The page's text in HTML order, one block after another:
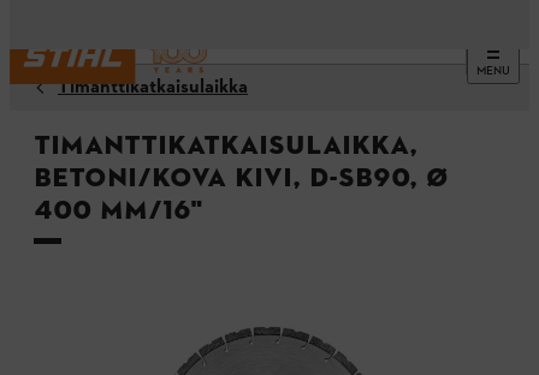
MENU
Timanttikatkaisulaikka
Timanttikatkaisulaikka,
betoni/kova kivi, D-SB90, Ø
400 mm/16"